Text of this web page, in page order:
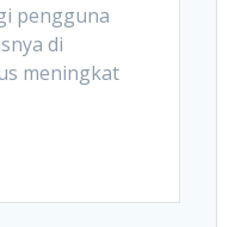
pengguna
di
meningkat